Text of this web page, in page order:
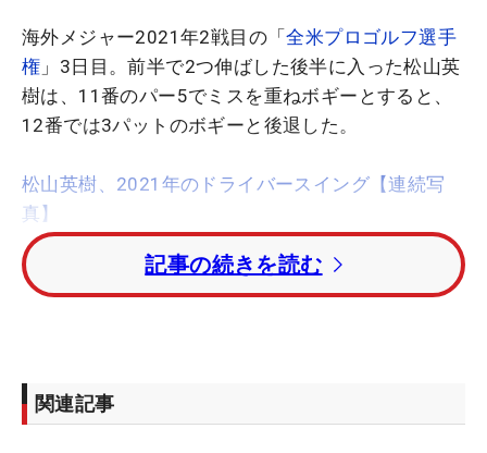
海外メジャー2021年2戦目の「全米プロゴルフ選手
権 」3日目。前半で2つ伸ばした後半に入った松山英
樹は、11番のパー5でミスを重ねボギーとすると、
12番では3パットのボギーと後退した。
松山英樹、2021年のドライバースイング【連続写
真】
13番ではティショットから左に行き、2打目もフェ
スキューにつかまるなどダブルボギーとし、続く14
前半は好調なゴルフを展開したが、歯車が狂った中
記事の続きを読む
関連記事